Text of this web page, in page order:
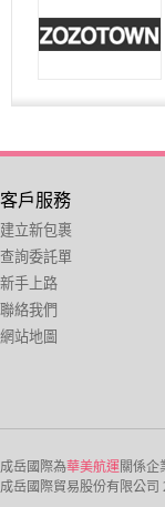
客戶服務
建立新包裹
查詢委託單
新手上路
聯絡我們
網站地圖
成岳國際為華美航運關係企
成岳國際貿易股份有限公司